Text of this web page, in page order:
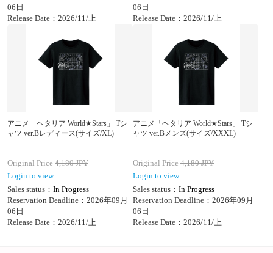
06日
Release Date：2026/11/上
06日
Release Date：2026/11/上
アニメ「ヘタリア World★Stars」 Tシ
ャツ ver.Bレディース(サイズ/XL)
Original Price 4,180JPY
Login to view
Sales status： In Progress
Reservation Deadline：2026年09月
06日
Release Date：2026/11/上
アニメ「ヘタリア World★Stars」 Tシ
ャツ ver.Bメンズ(サイズ/XXXL)
Original Price 4,180JPY
Login to view
Sales status： In Progress
Reservation Deadline：2026年09月
06日
Release Date：2026/11/上